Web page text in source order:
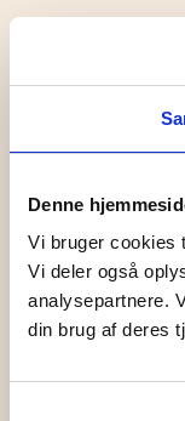
Denne
Vi bruger cookies
Vi deler også
analysepartnere.
din brug af deres